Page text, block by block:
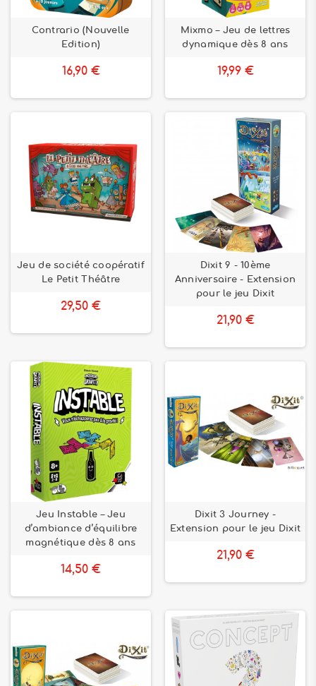
Contrario (Nouvelle
Edition)
16,90 €
Mixmo – Jeu de lettres
dynamique dès 8 ans
19,99 €
Jeu de société coopératif
Le Petit Théâtre
29,50 €
Dixit 9 - 10ème
Anniversaire - Extension
pour le jeu Dixit
21,90 €
Jeu Instable – Jeu
d’ambiance d’équilibre
magnétique dès 8 ans
14,50 €
Dixit 3 Journey -
Extension pour le jeu Dixit
21,90 €